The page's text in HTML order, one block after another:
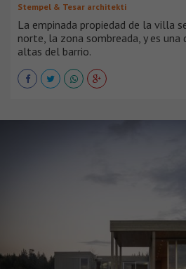
Stempel & Tesar architekti
La empinada propiedad de la villa
norte, la zona sombreada, y es una
altas del barrio.